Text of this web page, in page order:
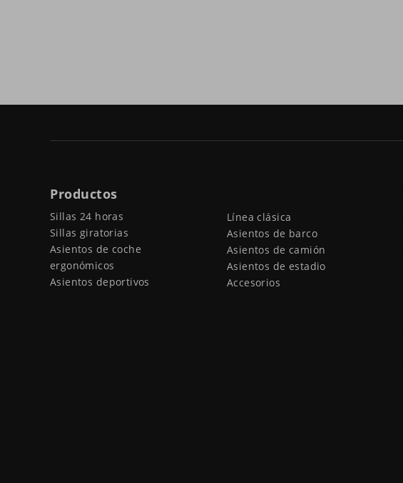
Productos
Sillas 24 horas
Sillas giratorias
Asientos de coche
ergonómicos
Asientos deportivos
Línea clásica
Asientos de barco
Asientos de camión
Asientos de estadio
Accesorios